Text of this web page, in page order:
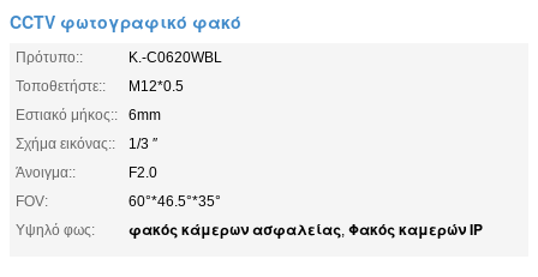
CCTV φωτογραφικό φακό
Πρότυπο::
Κ.-C0620WBL
Τοποθετήστε::
M12*0.5
Εστιακό μήκος::
6mm
Σχήμα εικόνας::
1/3 ″
Άνοιγμα::
F2.0
FOV:
60°*46.5°*35°
Υψηλό φως:
φακός κάμερων ασφαλείας, Φακός καμερών IP